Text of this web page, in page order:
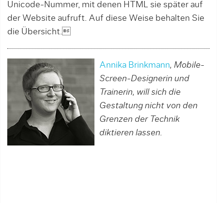
Unicode-Nummer, mit denen HTML sie später auf
der Website aufruft. Auf diese Weise behalten Sie
die Übersicht.
Annika Brinkmann, Mobile-
Screen-Designerin und
Trainerin, will sich die
Gestaltung nicht von den
Grenzen der Technik
diktieren lassen.